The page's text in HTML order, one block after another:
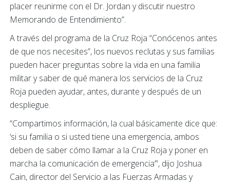
placer reunirme con el Dr. Jordan y discutir nuestro
Memorando de Entendimiento”.
A través del programa de la Cruz Roja “Conócenos antes
de que nos necesites”, los nuevos reclutas y sus familias
pueden hacer preguntas sobre la vida en una familia
militar y saber de qué manera los servicios de la Cruz
Roja pueden ayudar, antes, durante y después de un
despliegue.
“Compartimos información, la cual básicamente dice que:
‘si su familia o si usted tiene una emergencia, ambos
deben de saber cómo llamar a la Cruz Roja y poner en
marcha la comunicación de emergencia’”, dijo Joshua
Cain, director del Servicio a las Fuerzas Armadas y